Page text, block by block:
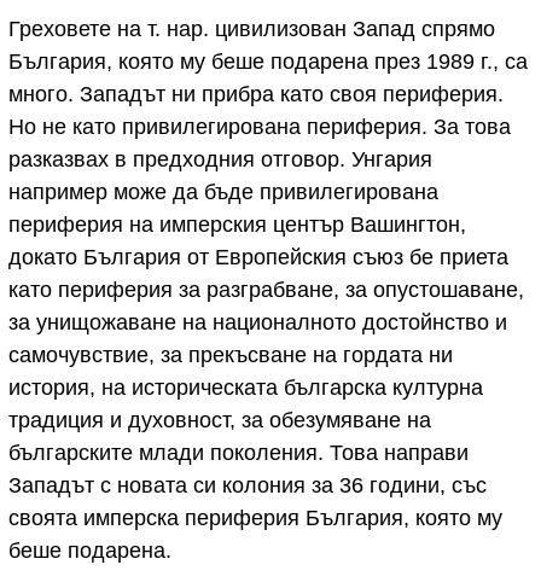
Греховете на т. нар. цивилизован Запад спрямо
България, която му беше подарена през 1989 г., са
много. Западът ни прибра като своя периферия.
Но не като привилегирована периферия. За това
разказвах в предходния отговор. Унгария
например може да бъде привилегирована
периферия на имперския център Вашингтон,
докато България от Европейския съюз бе приета
като периферия за разграбване, за опустошаване,
за унищожаване на националното достойнство и
самочувствие, за прекъсване на гордата ни
история, на историческата българска културна
традиция и духовност, за обезумяване на
българските млади поколения. Това направи
Западът с новата си колония за 36 години, със
своята имперска периферия България, която му
беше подарена.